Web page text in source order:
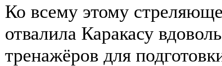
Ко всему этому
отвалила Каракасу
тренажёров для